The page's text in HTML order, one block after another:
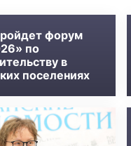
форум
по
в
поселениях